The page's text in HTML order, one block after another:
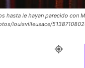
hasta le hayan parecido con
louisvilleusace/